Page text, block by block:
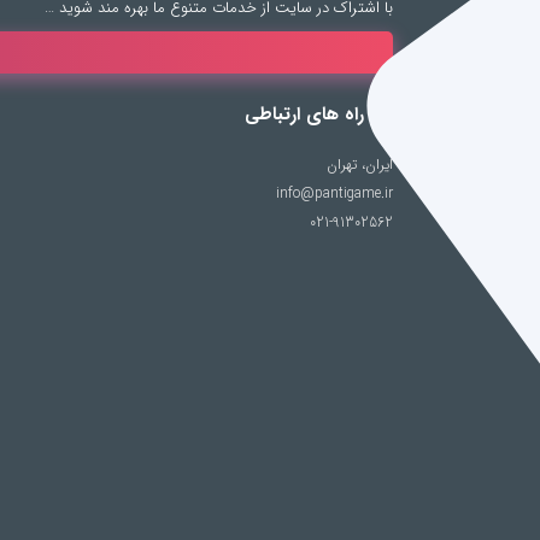
با اشتراک در سایت از خدمات متنوع ما بهره مند شوید …
راه های ارتباطی
ایران، تهران
info@pantigame.ir
021-91302562